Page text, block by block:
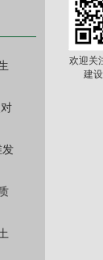
发
欢迎关
建